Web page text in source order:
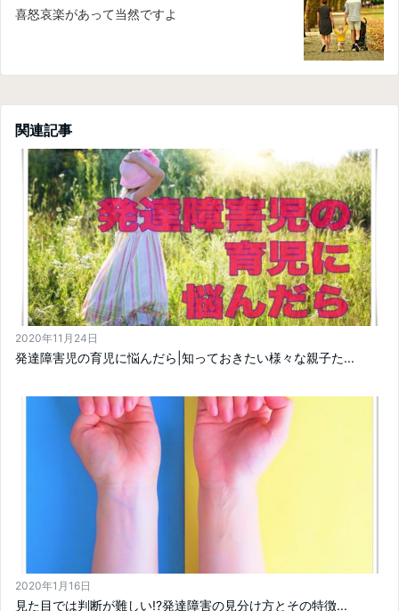
喜怒哀楽があって当然ですよ
関連記事
2020年11月24日
発達障害児の育児に悩んだら|知っておきたい様々な親子た...
2020年1月16日
見た目では判断が難しい!?発達障害の見分け方とその特徴...